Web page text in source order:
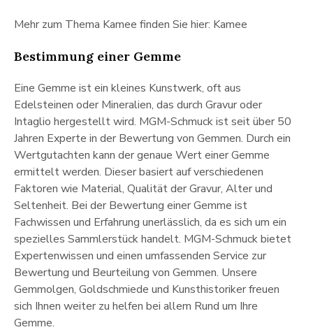
Mehr zum Thema Kamee finden Sie hier: Kamee
Bestimmung einer Gemme
Eine Gemme ist ein kleines Kunstwerk, oft aus
Edelsteinen oder Mineralien, das durch Gravur oder
Intaglio hergestellt wird. MGM-Schmuck ist seit über 50
Jahren Experte in der Bewertung von Gemmen. Durch ein
Wertgutachten kann der genaue Wert einer Gemme
ermittelt werden. Dieser basiert auf verschiedenen
Faktoren wie Material, Qualität der Gravur, Alter und
Seltenheit. Bei der Bewertung einer Gemme ist
Fachwissen und Erfahrung unerlässlich, da es sich um ein
spezielles Sammlerstück handelt. MGM-Schmuck bietet
Expertenwissen und einen umfassenden Service zur
Bewertung und Beurteilung von Gemmen. Unsere
Gemmolgen, Goldschmiede und Kunsthistoriker freuen
sich Ihnen weiter zu helfen bei allem Rund um Ihre
Gemme.